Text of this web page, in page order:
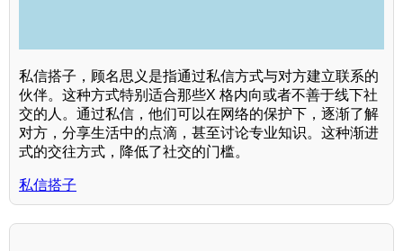
私信搭子，顾名思义是指通过私信方式与对方建立联系的
伙伴。这种方式特别适合那些X 格内向或者不善于线下社
交的人。通过私信，他们可以在网络的保护下，逐渐了解
对方，分享生活中的点滴，甚至讨论专业知识。这种渐进
式的交往方式，降低了社交的门槛。
私信搭子